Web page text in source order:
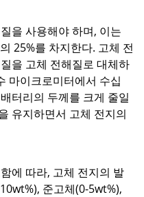
을 사용해야 하며, 이는
25%를 차지한다. 고체 전
을 고체 전해질로 대체하
마이크로미터에서 수십
터리의 두께를 크게 줄일
유지하면서 고체 전지의
에 따라, 고체 전지의 발
준고체(0-5wt%),